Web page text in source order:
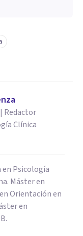
Redactor
Clínica
en Psicología
Máster en
Orientación en
en